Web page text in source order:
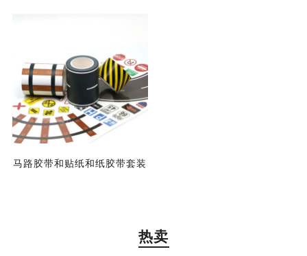
马路胶带和贴纸和纸胶带套装
热卖